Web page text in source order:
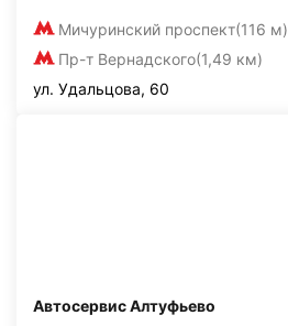
Мичуринский проспект(116 м)
Пр-т Вернадского(1,49 км)
ул. Удальцова, 60
Автосервис Алтуфьево